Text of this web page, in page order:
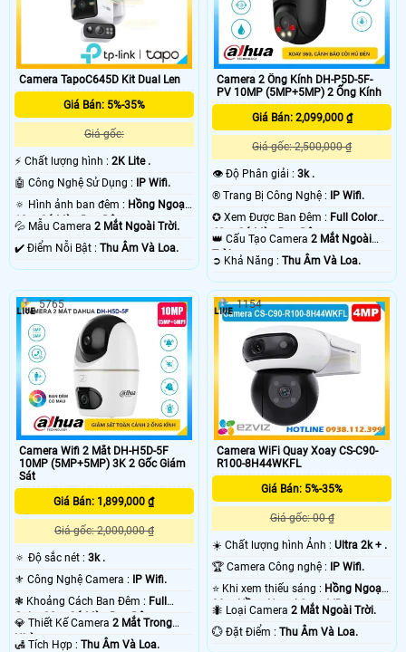
Camera TapoC645D Kit Dual Len
Giá Bán: 5%-35%
Giá gốc:
️⚡ Chất lượng hình : 2K Lite .
🤖️ Công Nghệ Sử Dụng : IP Wifi.
🔅 Hình ảnh ban đêm : Hồng Ngoại
10m Có Màu Ban Ðêm.
💦 Mẫu Camera 2 Mắt Ngoài Trời.
️✔️ Điểm Nỗi Bật : Thu Âm Và Loa.
Camera 2 Ống Kính DH-P5D-5F-
PV 10MP (5MP+5MP) 2 Ống Kính
Giá Bán: 2,099,000 ₫
Giá gốc: 2,500,000 ₫
👁 Độ Phân giải :3k .
®️ Trang Bị Công Nghệ : IP Wifi.
✪ Xem Được Ban Đêm : Full Color
40m Có Màu Ban Ðêm.
👑 Cấu Tạo Camera2 Mắt Ngoài
Trời.
️➲ Khả Năng :Thu Âm Và Loa.
Camera Wifi 2 Mắt DH-H5D-5F
10MP (5MP+5MP) 3K 2 Gốc Giám
Sát
Giá Bán: 1,899,000 ₫
Giá gốc: 2,000,000 ₫
🔅 Độ sắc nét : 3k .
⚜️ Công Nghệ Camera :
IP Wifi.
❃ Khoảng Cách Ban Đêm : Full
Color 30m Có Màu Ban Ðêm.
💎 Thiết Kế Camera 2 Mắt Trong
Nhà.
️🛃 Tích Hợp : Thu Âm Và Loa.
5765
Camera WiFi Quay Xoay CS-C90-
R100-8H44WKFL
Giá Bán: 5%-35%
Giá gốc: 00 ₫
☀️ Chất lượng hình Ảnh :Ultra 2k + .
🏆 Camera Công nghệ :
IP Wifi.
⭐ Khi xem thiếu sáng : Hồng Ngoại
30m Hồng Ngoại Smart IR.
🐜 Loại Camera2 Mắt Ngoài Trời.
️💮 Đặt Điểm :Thu Âm Và Loa.
1154